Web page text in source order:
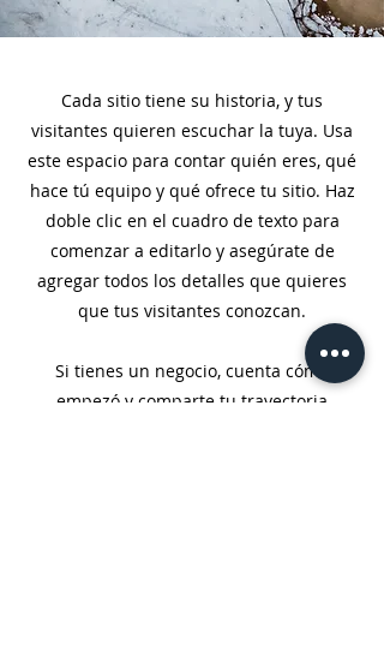
Cada sitio tiene su historia, y tus
visitantes quieren escuchar la tuya. Usa
este espacio para contar quién eres, qué
hace tú equipo y qué ofrece tu sitio. Haz
doble clic en el cuadro de texto para
comenzar a editarlo y asegúrate de
agregar todos los detalles que quieres
que tus visitantes conozcan.
Si tienes un negocio, cuenta cómo
empezó y comparte tu trayectoria